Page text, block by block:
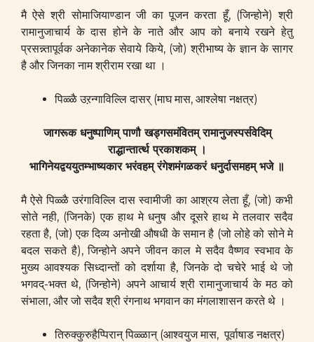
मै ऐसे श्री सोमाजियाण्डान जी का पूजन करता हूँ, (जिन्होने) श्री
रामानुजाचार्य के दास होने के नाते और आप को बनाये रखने हेतु
प्रसन्न्तापूर्वक अनेकानेक सेवाये किये, (जो) श्रीभाष्य के ज्ञान के सागर
है और जिनका नाम श्रीराम रखा था ।
पिळ्ळै उऱन्गाविल्लि दासर् (माघ मास, आश्लेषा नक्षत्र)
जागरूक धनुष्पाणिम् पाणौ खड्गसमंवितम् रामानुजस्पर्सवेदिम्
राद्धान्तार्त्थ प्रकाशकम् ।
भागिनेयद्वययुतम्भाष्यकार भरंवहम् रंगेशमंगळकरं धनुर्दासमहम् भजे ॥
मै ऐसे पिळ्ळै उरंगाविल्लि दास स्वामीजी का आश्रय लेता हूँ, (जो) कभी
सोते नही, (जिनके) एक हाथ मे धनुष और दूसरे हाथ मे तलवार सदैव
रहता है, (जो) एक दिव्य अनोखी औषधी के समान है (जो लोहे को सोने मे
बदल सकते है), जिन्होने अपने जीवन काल मे सदैव वैष्णव स्वभाव के
मुख्य आवश्यक सिध्दान्तों को दर्शाया है, जिनके दो चचेरे भाई थे जो
भगवद्-भक्त थे, (जिन्होने) अपने आचार्य श्री रामानुजाचार्य के मठ को
संभाला, और जो सदैव श्री रंगनाथ भगवान का मंगलाशासन करते थे ।
तिरुक्कुरुहैप्पिरान् पिळ्ळान् (आश्वयुज मास, पूर्वाषाड नक्षत्र)